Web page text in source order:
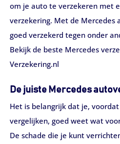
om je auto te verzekeren met
verzekering. Met de Mercedes
goed verzekerd tegen onder
Bekijk de beste Mercedes
Verzekering.nl
De juiste Mercedes
Het is belangrijk dat je,
vergelijken, goed weet wat
De schade die je kunt